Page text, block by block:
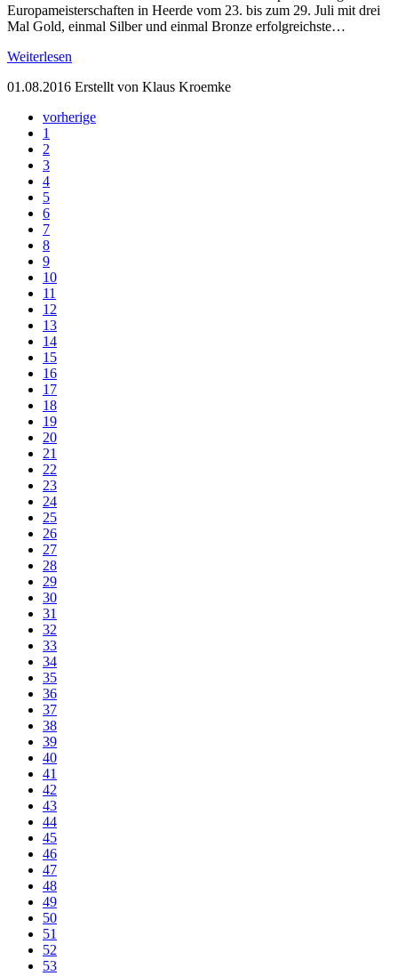
Europameisterschaften in Heerde vom 23. bis zum 29. Juli mit drei
Mal Gold, einmal Silber und einmal Bronze erfolgreichste…
Weiterlesen
01.08.2016 Erstellt von Klaus Kroemke
vorherige
1
2
3
4
5
6
7
8
9
10
11
12
13
14
15
16
17
18
19
20
21
22
23
24
25
26
27
28
29
30
31
32
33
34
35
36
37
38
39
40
41
42
43
44
45
46
47
48
49
50
51
52
53